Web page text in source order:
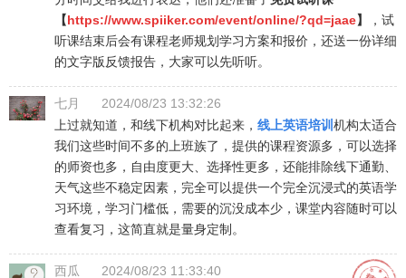
【https://www.spiiker.com/event/online/?qd=jaae】
，试
听课结束后会有课程老师规划学习方案和报价，还送一份详细
的文字版反馈报告，大家可以先听听。
七月
2024/08/23 13:32:26
上过就知道，和线下机构对比起来， 线上英语培训 机构太适合
我们这些时间不多的上班族了，提供的课程资源多，可以选择
的师资也多，自由度更大、选择性更多，还能排除线下通勤、
天气这些不稳定因素，完全可以提供一个完全沉浸式的英语学
习环境，学习门槛低，需要的沉没成本少，课堂内容随时可以
查看复习，这简直就是量身定制。
西瓜
2024/08/23 11:33:40